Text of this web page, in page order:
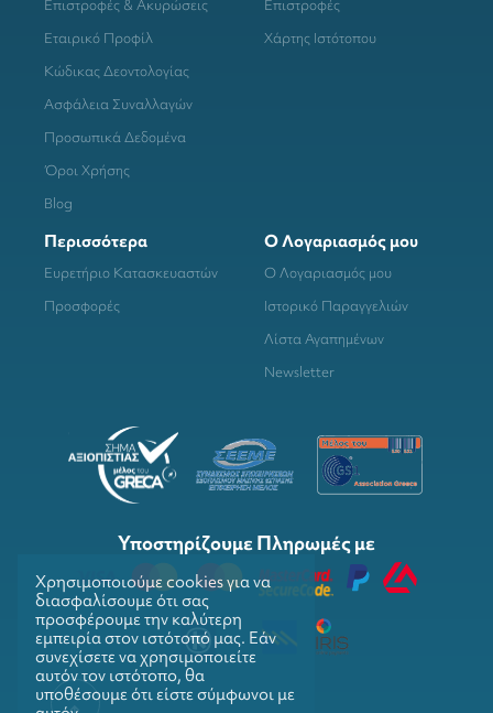
Επιστροφές & Ακυρώσεις
Εταιρικό Προφίλ
Κώδικας Δεοντολογίας
Ασφάλεια Συναλλαγών
Προσωπικά Δεδομένα
Όροι Χρήσης
Blog
Επιστροφές
Χάρτης Ιστότοπου
Περισσότερα
Ευρετήριο Κατασκευαστών
Προσφορές
Ο Λογαριασμός μου
Ο Λογαριασμός μου
Ιστορικό Παραγγελιών
Λίστα Αγαπημένων
Newsletter
Υποστηρίζουμε Πληρωμές με
Χρησιμοποιούμε cookies για να
διασφαλίσουμε ότι σας
προσφέρουμε την καλύτερη
εμπειρία στον ιστότοπό μας. Εάν
συνεχίσετε να χρησιμοποιείτε
αυτόν τον ιστότοπο, θα
υποθέσουμε ότι είστε σύμφωνοι με